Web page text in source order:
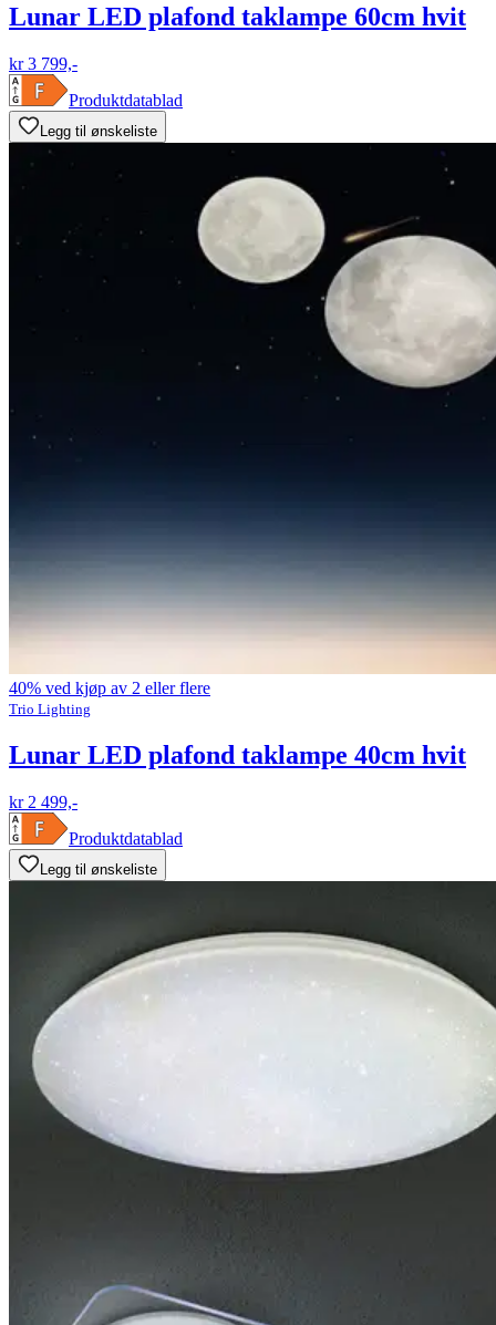
Lunar LED plafond taklampe 60cm hvit
kr 3 799,-
Produktdatablad
Legg til ønskeliste
40% ved kjøp av 2 eller flere
Trio Lighting
Lunar LED plafond taklampe 40cm hvit
kr 2 499,-
Produktdatablad
Legg til ønskeliste